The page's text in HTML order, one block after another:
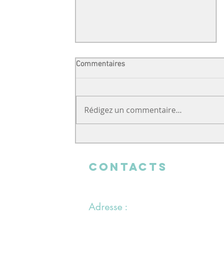
Commentaires
Rédigez un commentaire...
CONTACTS
Adresse :